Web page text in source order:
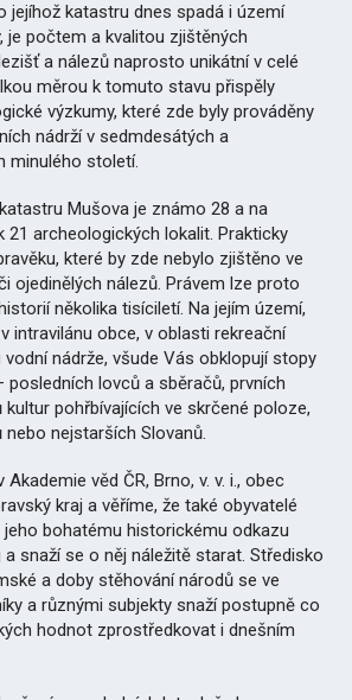
jejíhož katastru dnes spadá i území
je počtem a kvalitou zjištěných
a nálezů naprosto unikátní v celé
měrou k tomuto stavu přispěly
výzkumy, které zde byly prováděny
nádrží v sedmdesátých a
minulého století.
Mušova je známo 28 a na
21 archeologických lokalit. Prakticky
které by zde nebylo zjištěno ve
ojedinělých nálezů. Právem lze proto
několika tisíciletí. Na jejím území,
intravilánu obce, v oblasti rekreační
nádrže, všude Vás obklopují stopy
posledních lovců a sběračů, prvních
pohřbívajících ve skrčené poloze,
nebo nejstarších Slovanů.
věd ČR, Brno, v. v. i., obec
kraj a věříme, že také obyvatelé
bohatému historickému odkazu
a snaží se o něj náležitě starat. Středisko
a doby stěhování národů se ve
a různými subjekty snaží postupně co
hodnot zprostředkovat i dnešním